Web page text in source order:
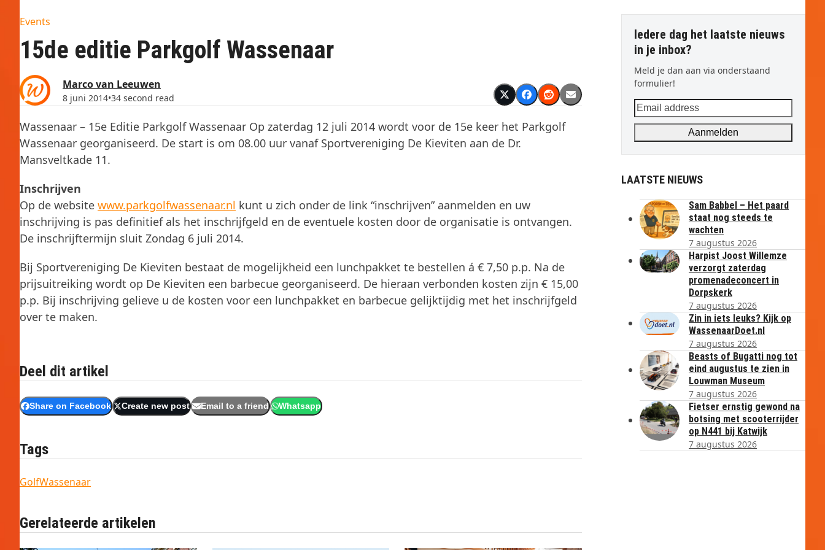
Events
15de editie Parkgolf Wassenaar
Marco van Leeuwen
8 juni 2014•34 second read
Wassenaar – 15e Editie Parkgolf Wassenaar Op zaterdag 12 juli 2014 wordt voor de 15e keer het Parkgolf
Wassenaar georganiseerd. De start is om 08.00 uur vanaf Sportvereniging De Kieviten aan de Dr.
Mansveltkade 11.
Inschrijven
Op de website www.parkgolfwassenaar.nl kunt u zich onder de link “inschrijven” aanmelden en uw
inschrijving is pas definitief als het inschrijfgeld en de eventuele kosten door de organisatie is ontvangen.
De inschrijftermijn sluit Zondag 6 juli 2014.
Bij Sportvereniging De Kieviten bestaat de mogelijkheid een lunchpakket te bestellen á € 7,50 p.p. Na de
prijsuitreiking wordt op De Kieviten een barbecue georganiseerd. De hieraan verbonden kosten zijn € 15,00
p.p. Bij inschrijving gelieve u de kosten voor een lunchpakket en barbecue gelijktijdig met het inschrijfgeld
over te maken.
Deel dit artikel
Share on Facebook Create new post Email to a friend Whatsapp
Tags
GolfWassenaar
Gerelateerde artikelen
Iedere dag het laatste nieuws
in je inbox?
Meld je dan aan via onderstaand
formulier!
Email
address
Aanmelden
LAATSTE NIEUWS
Sam Babbel – Het paard
staat nog steeds te
wachten
7 augustus 2026
Harpist Joost Willemze
verzorgt zaterdag
promenadeconcert in
Dorpskerk
7 augustus 2026
Zin in iets leuks? Kijk op
WassenaarDoet.nl
7 augustus 2026
Beasts of Bugatti nog tot
eind augustus te zien in
Louwman Museum
7 augustus 2026
Fietser ernstig gewond na
botsing met scooterrijder
op N441 bij Katwijk
7 augustus 2026